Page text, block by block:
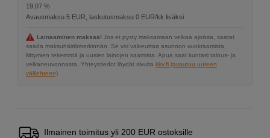
19,07 %
Avausmaksu 5 EUR, laskutusmaksu 0 EUR/kk lisäksi
Lainaaminen maksaa! Jos et pysty maksamaan velkaa ajoissa, saatat
saada maksuhäiriömerkinnän. Se voi vaikeuttaa asunnon vuokraamista,
liittymien tekemistä ja uusien lainojen saamista. Apua saat kuntasi talous- ja
velkaneuvonnasta. Yhteystiedot löydät sivulta kkv.fi (avautuu uuteen
välilehteen)
Ilmainen toimitus yli 200 EUR ostoksille